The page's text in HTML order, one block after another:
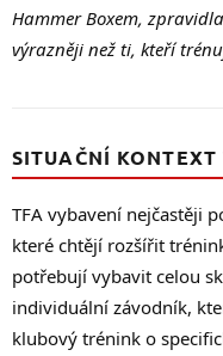
Hammer Boxem,
výrazněji než ti, kteří
SITUAČNÍ
TFA vybavení nejčastěji
které chtějí rozšířit
potřebují vybavit celou
individuální závodník,
klubový trénink o